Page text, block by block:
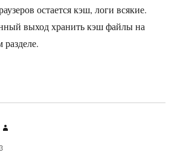
остается кэш, логи всякие.
выход хранить кэш файлы на